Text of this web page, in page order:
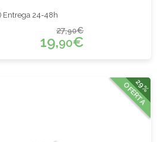
Entrega 24-48h
27,90€
19,90€
29%
OFERTA